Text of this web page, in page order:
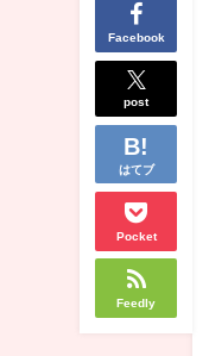
Facebook
post
はてブ
Pocket
Feedly